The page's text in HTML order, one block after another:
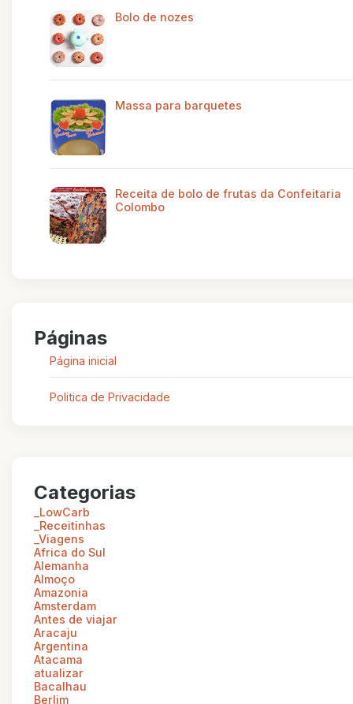
Bolo de nozes
Massa para barquetes
Receita de bolo de frutas da Confeitaria
Colombo
Páginas
Página inicial
Politica de Privacidade
Categorias
_LowCarb
_Receitinhas
_Viagens
Africa do Sul
Alemanha
Almoço
Amazonia
Amsterdam
Antes de viajar
Aracaju
Argentina
Atacama
atualizar
Bacalhau
Berlim